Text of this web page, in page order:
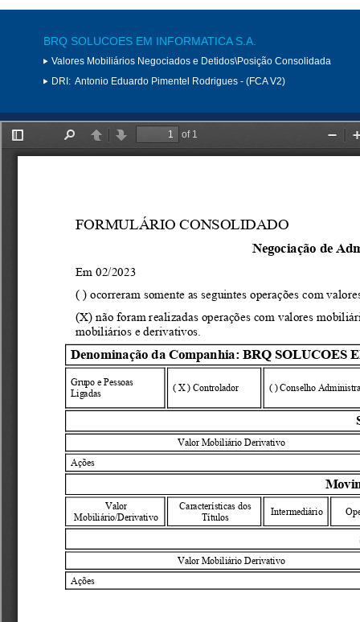
BRQ SOLUCOES EM INFORMATICA S.A.
Valores Mobiliários Negociados e Detidos\Posição Consolidada
DRI: Antonio Eduardo Pimentel Rodrigues - (FCA V2)